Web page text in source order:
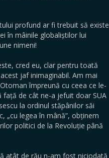
profund ar fi trebuit să existe
în mâinile globaliștilor lui
nimeni!
cred eu, clar pentru toată
jaf inimaginabil. Am mai
împreună cu ceea ce le-
de cât ne-a jefuit doar SUA
la ordinul stăpânilor săi
„cu legea în mână”, obținem
politici de la Revoluție până
atât de rău n-am fost niciodată